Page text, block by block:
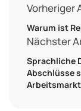
Vorheriger
Warum ist
Nächster
Sprachliche
Abschlüsse